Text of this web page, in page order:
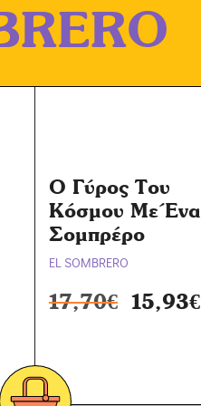
Ο Γύρος Του
Κόσμου Με Ένα
Σομπρέρο
EL SOMBRERO
17,70€ 15,93€